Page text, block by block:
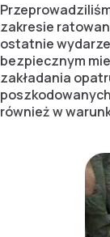
zakresie
ostatnie
bezpiecznym
zakładania
również w